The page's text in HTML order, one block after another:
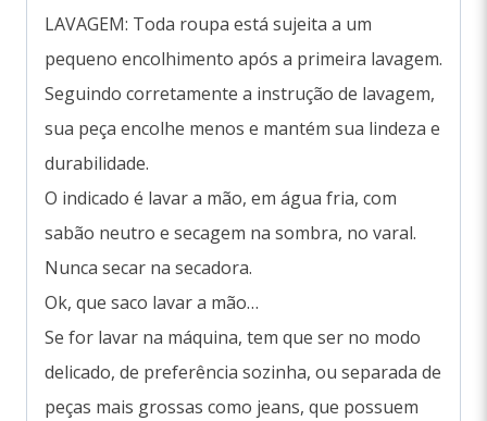
LAVAGEM: Toda roupa está sujeita a um
pequeno encolhimento após a primeira lavagem.
Seguindo corretamente a instrução de lavagem,
sua peça encolhe menos e mantém sua lindeza e
durabilidade.
O indicado é lavar a mão, em água fria, com
sabão neutro e secagem na sombra, no varal.
Nunca secar na secadora.
Ok, que saco lavar a mão…
Se for lavar na máquina, tem que ser no modo
delicado, de preferência sozinha, ou separada de
peças mais grossas como jeans, que possuem